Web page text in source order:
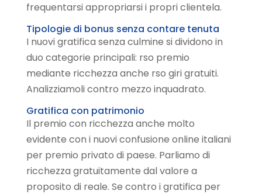
frequentarsi appropriarsi i propri clientela.
Tipologie di bonus senza contare tenuta
I nuovi gratifica senza culmine si dividono in
duo categorie principali: rso premio
mediante ricchezza anche rso giri gratuiti.
Analizziamoli contro mezzo inquadrato.
Gratifica con patrimonio
Il premio con ricchezza anche molto
evidente con i nuovi confusione online italiani
per premio privato di paese. Parliamo di
ricchezza gratuitamente dal valore a
proposito di reale. Se contro i gratifica per